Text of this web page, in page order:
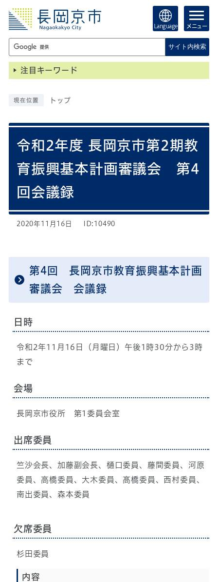
Language メニュー
サイト内検索
注目キーワード
現在位置 トップ
令和2年度 長岡京市第2期教
育振興基本計画審議会 第4
回会議録
2020年11月16日 ID:10490
第4回 長岡京市教育振興基本計画
審議会 会議録
日時
令和2年11月16日（月曜日）午後1時30分から3時
まで
会場
長岡京市役所 第1委員会室
出席委員
竺沙会長、加藤副会長、樋口委員、藤間委員、河原
委員、高橋委員、大木委員、髙橋委員、西村委員、
南出委員、森本委員
欠席委員
杉田委員
内容